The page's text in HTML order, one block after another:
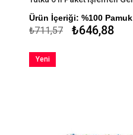
Ürün İçeriği: %100 Pamuk
₺646,88
₺711,57
Yeni